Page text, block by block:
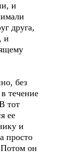
и
друга,
и
без
течение
тот
ее
и
просто
он